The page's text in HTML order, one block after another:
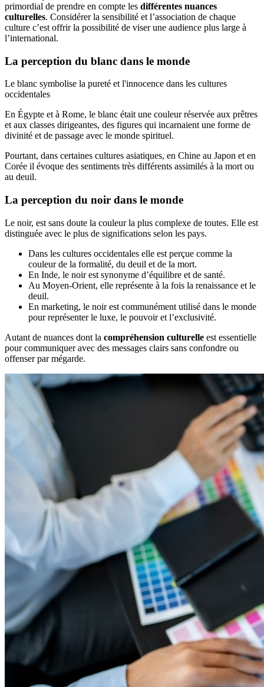
primordial de prendre en compte les différentes nuances
culturelles. Considérer la sensibilité et l’association de chaque
culture c’est offrir la possibilité de viser une audience plus large à
l’international.
La perception du blanc dans le monde
Le blanc symbolise la pureté et l'innocence dans les cultures
occidentales
En Égypte et à Rome, le blanc était une couleur réservée aux prêtres
et aux classes dirigeantes, des figures qui incarnaient une forme de
divinité et de passage avec le monde spirituel.
Pourtant, dans certaines cultures asiatiques, en Chine au Japon et en
Corée il évoque des sentiments très différents assimilés à la mort ou
au deuil.
La perception du noir dans le monde
Le noir, est sans doute la couleur la plus complexe de toutes. Elle est
distinguée avec le plus de significations selon les pays.
Dans les cultures occidentales elle est perçue comme la
couleur de la formalité, du deuil et de la mort.
En Inde, le noir est synonyme d’équilibre et de santé.
Au Moyen-Orient, elle représente à la fois la renaissance et le
deuil.
En marketing, le noir est communément utilisé dans le monde
pour représenter le luxe, le pouvoir et l’exclusivité.
Autant de nuances dont la compréhension culturelle est essentielle
pour communiquer avec des messages clairs sans confondre ou
offenser par mégarde.